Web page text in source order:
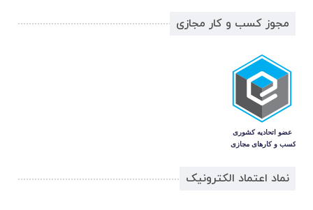
مجوز کسب و کار مجازی
نماد اعتماد الکترونیک